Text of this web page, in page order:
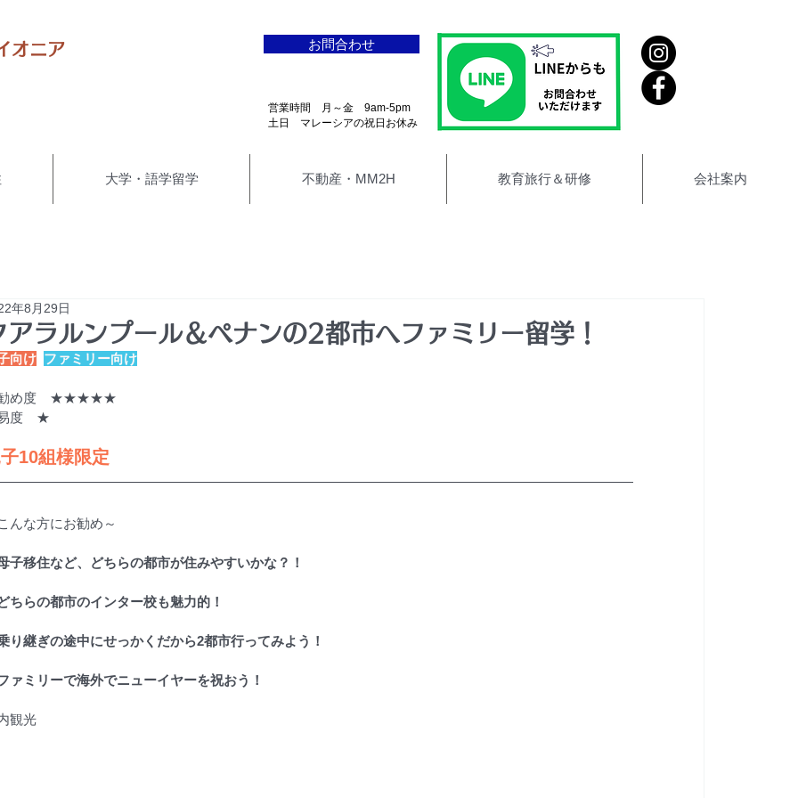
オニア お問合わせ
​営業時間 月～金 9am-5pm
​土日 マレーシアの祝日お休み
大学・語学留学 不動産・MM2H 教育旅行＆研修 会社案内
アラルンプール＆ペナンの2都市へファミリー留学！
年8月29日
向け ファミリー向け
め度　★★★★★
度　★
10組様限定
んな方にお勧め～
子移住など、どちらの都市が住みやすいかな？！
ちらの都市のインター校も魅力的！
り継ぎの途中にせっかくだから2都市行ってみよう！
ァミリーで海外でニューイヤーを祝おう！
観光